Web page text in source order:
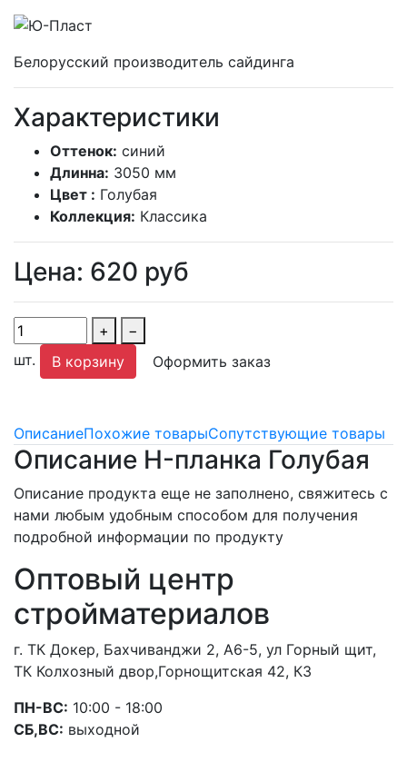
Белорусский производитель сайдинга
Характеристики
Оттенок: синий
Длинна: 3050 мм
Цвет : Голубая
Коллекция: Классика
Цена: 620 руб
+
−
шт.
В корзину Оформить заказ
ОписаниеПохожие товарыСопутствующие товары
Описание H-планка Голубая
Описание продукта еще не заполнено, свяжитесь с
нами любым удобным способом для получения
подробной информации по продукту
Оптовый центр
стройматериалов
г. ТК Докер, Бахчиванджи 2, А6-5, ул Горный щит,
ТК Колхозный двор,Горнощитская 42, К3
ПН-ВС: 10:00 - 18:00
СБ,ВС: выходной